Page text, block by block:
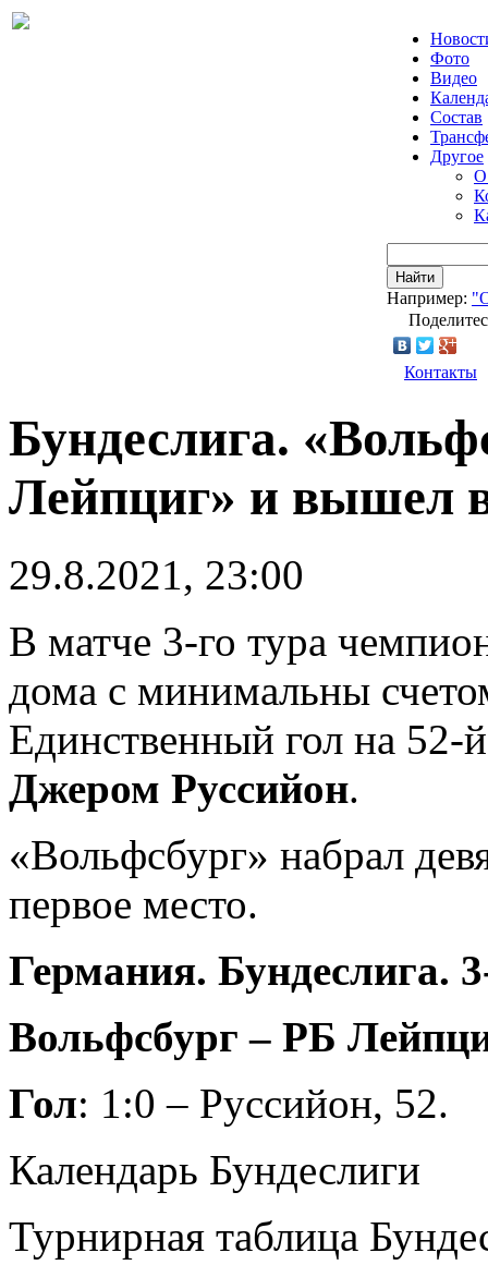
Фото
Видео
Состав
Другое
О
Найти
Например:
Контакты
Бундеслига.
Лейпциг» и вышел
29.8.2021, 23:00
В матче 3-го тура
дома с минимальны
Единственный гол на 52-
Джером Руссийон.
«Вольфсбург» набрал
первое место.
Германия. Бундеслига.
Вольфсбург – РБ
Гол: 1:0 – Руссийон, 52.
Календарь Бундеслиги
Турнирная таблица